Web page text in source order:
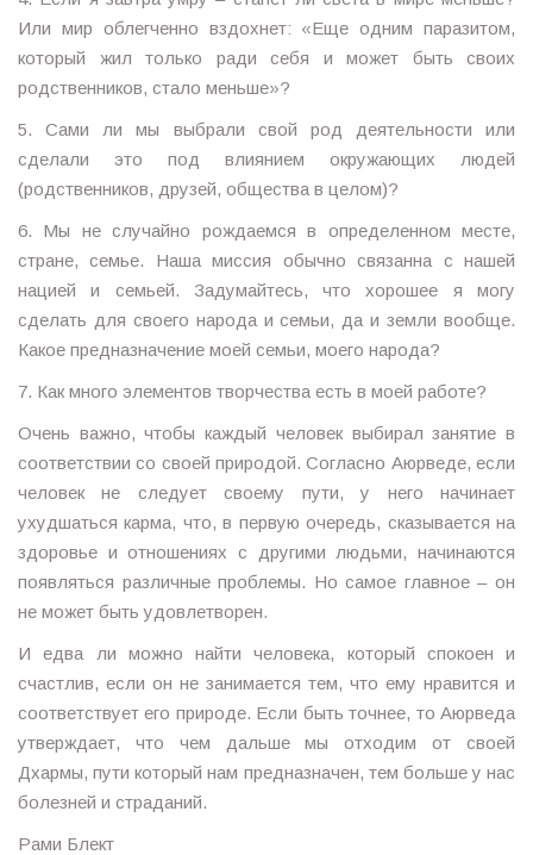
Или мир облегченно вздохнет: «Еще одним паразитом,
который жил только ради себя и может быть своих
родственников, стало меньше»?
5. Сами ли мы выбрали свой род деятельности или
сделали это под влиянием окружающих людей
(родственников, друзей, общества в целом)?
6. Мы не случайно рождаемся в определенном месте,
стране, семье. Наша миссия обычно связанна с нашей
нацией и семьей. Задумайтесь, что хорошее я могу
сделать для своего народа и семьи, да и земли вообще.
Какое предназначение моей семьи, моего народа?
7. Как много элементов творчества есть в моей работе?
Очень важно, чтобы каждый человек выбирал занятие в
соответствии со своей природой. Согласно Аюрведе, если
человек не следует своему пути, у него начинает
ухудшаться карма, что, в первую очередь, сказывается на
здоровье и отношениях с другими людьми, начинаются
появляться различные проблемы. Но самое главное – он
не может быть удовлетворен.
И едва ли можно найти человека, который спокоен и
счастлив, если он не занимается тем, что ему нравится и
соответствует его природе. Если быть точнее, то Аюрведа
утверждает, что чем дальше мы отходим от своей
Дхармы, пути который нам предназначен, тем больше у нас
болезней и страданий.
Рами Блект